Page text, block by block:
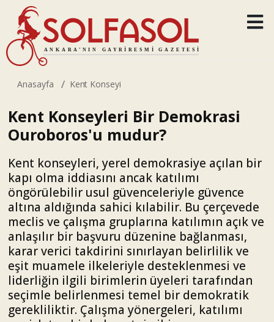
Anasayfa Kent Konseyi
Kent Konseyleri Bir Demokrasi
Ouroboros'u mudur?
Kent konseyleri, yerel demokrasiye açılan bir
kapı olma iddiasını ancak katılımı
öngörülebilir usul güvenceleriyle güvence
altına aldığında sahici kılabilir. Bu çerçevede
meclis ve çalışma gruplarına katılımın açık ve
anlaşılır bir başvuru düzenine bağlanması,
karar verici takdirini sınırlayan belirlilik ve
eşit muamele ilkeleriyle desteklenmesi ve
liderliğin ilgili birimlerin üyeleri tarafından
seçimle belirlenmesi temel bir demokratik
gerekliliktir. Çalışma yönergeleri, katılımı